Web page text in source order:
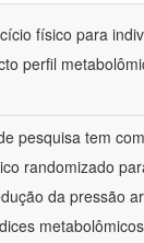
físico para
perfil
pesquisa tem
randomizado
da pressão